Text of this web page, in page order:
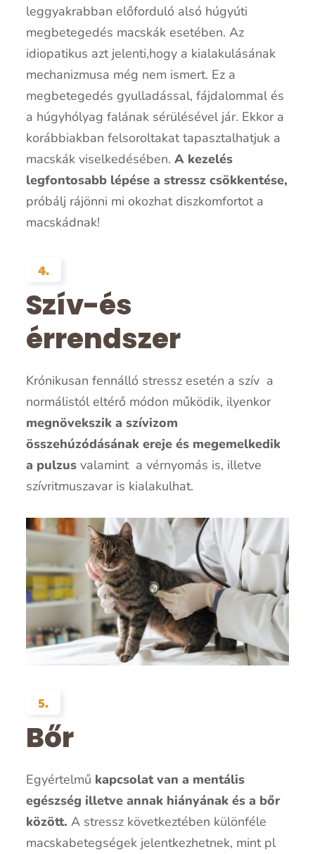
leggyakrabban előforduló alsó húgyúti
megbetegedés macskák esetében. Az
idiopatikus azt jelenti,hogy a kialakulásának
mechanizmusa még nem ismert. Ez a
megbetegedés gyulladással, fájdalommal és
a húgyhólyag falának sérülésével jár. Ekkor a
korábbiakban felsoroltakat tapasztalhatjuk a
macskák viselkedésében.A kezelés
legfontosabb lépése a stressz csökkentése,
próbálj rájönni mi okozhat diszkomfortot a
macskádnak!
4.
Szív-és
érrendszer
Krónikusan fennálló stressz esetén a szív a
normálistól eltérő módon működik, ilyenkor
megnövekszik a szívizom
összehúzódásának ereje és megemelkedik
a pulzus valamint a vérnyomás is, illetve
szívritmuszavar is kialakulhat.
5.
Bőr
Egyértelmű kapcsolat van a mentális
egészség illetve annak hiányának és a bőr
között. A stressz következtében különféle
macskabetegségek jelentkezhetnek, mint pl